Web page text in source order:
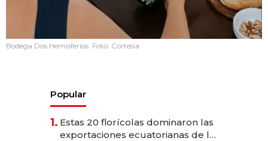
Bodega Dos Hemisferios. Foto: Cortesía
Popular
1. Estas 20 florícolas dominaron las
exportaciones ecuatorianas de la